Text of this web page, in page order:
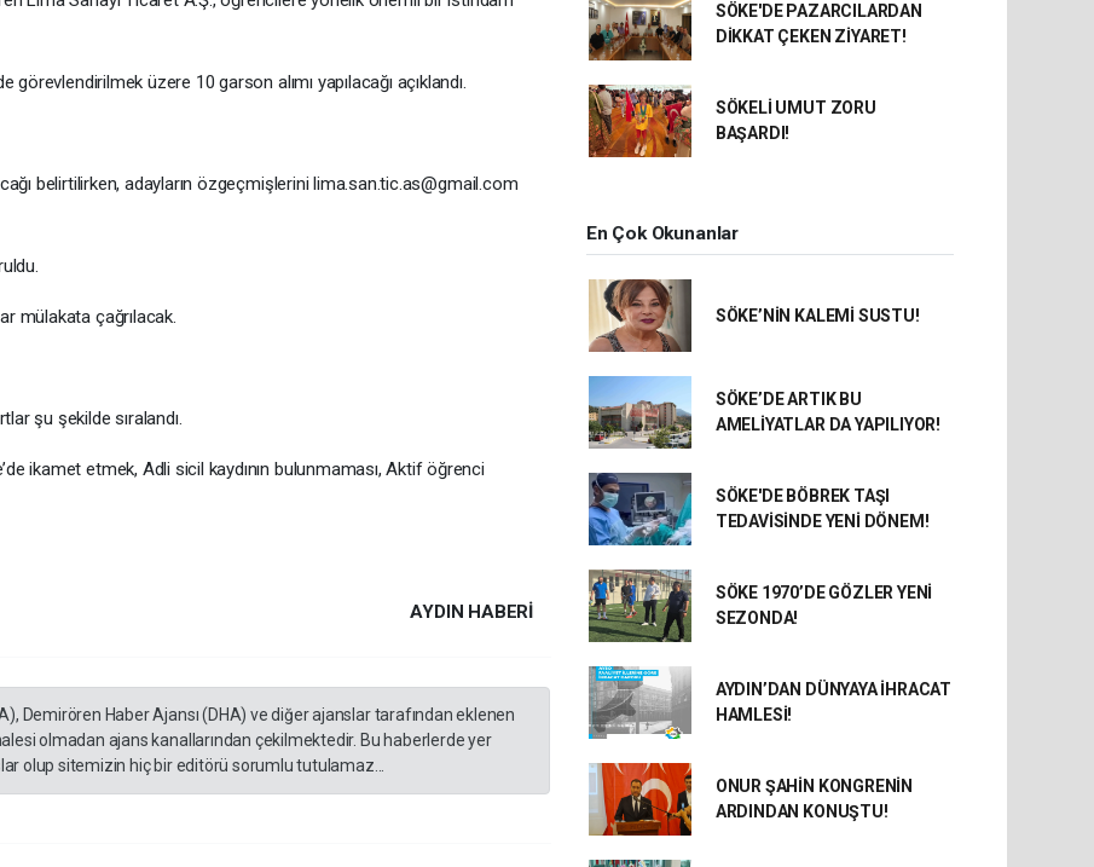
üzere 10 garson alımı yapılacağı açıklandı.
belirtilirken, adayların özgeçmişlerini lima.san.tic.as@gmail.com
mülakata çağrılacak.
şu şekilde sıralandı.
ikamet etmek, Adli sicil kaydının bulunmaması, Aktif öğrenci
AYDIN HABERİ
Demirören Haber Ajansı (DHA) ve diğer ajanslar tarafından eklenen
olmadan ajans kanallarından çekilmektedir. Bu haberlerde yer
olup sitemizin hiç bir editörü sorumlu tutulamaz...
SÖKE'DE PAZARCILARDAN
DİKKAT ÇEKEN ZİYARET!
SÖKELİ UMUT ZORU
BAŞARDI!
En Çok Okunanlar
SÖKE’NİN KALEMİ SUSTU!
SÖKE’DE ARTIK BU
AMELİYATLAR DA YAPILIYOR!
SÖKE'DE BÖBREK TAŞI
TEDAVİSİNDE YENİ DÖNEM!
SÖKE 1970’DE GÖZLER YENİ
SEZONDA!
AYDIN’DAN DÜNYAYA İHRACAT
HAMLESİ!
ONUR ŞAHİN KONGRENİN
ARDINDAN KONUŞTU!